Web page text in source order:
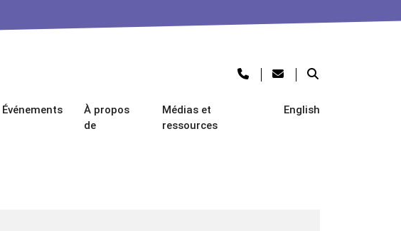
Événements
À propos
de
Médias et
ressources
English